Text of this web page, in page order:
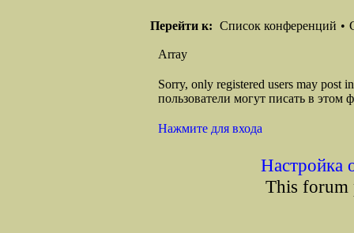
Перейти к: Список конференций •
Array
Sorry, only registered users may post
пользователи могут писать в этом
Нажмите для входа
Настройка
This